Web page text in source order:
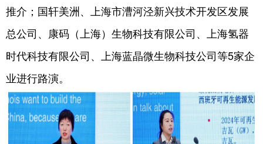
推介；国轩美洲、上海市漕河泾新兴技术开发区发展
总公司、康码（上海）生物科技有限公司、上海氢器
时代科技有限公司、上海蓝晶微生物科技公司等5家企
业进行路演。